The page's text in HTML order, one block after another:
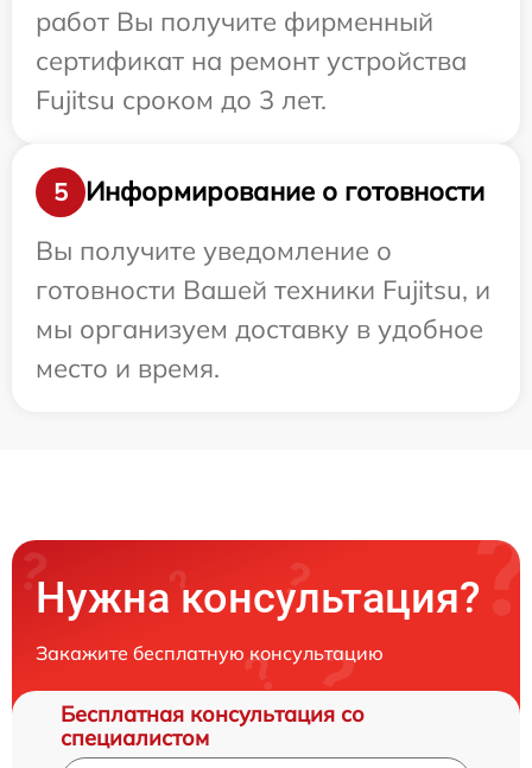
работ Вы получите фирменный
сертификат на ремонт устройства
Fujitsu сроком до 3 лет.
5
Информирование о готовности
Вы получите уведомление о
готовности Вашей техники Fujitsu, и
мы организуем доставку в удобное
место и время.
Нужна консультация?
Закажите бесплатную консультацию
Бесплатная консультация со
специалистом